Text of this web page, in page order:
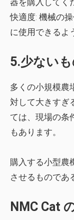
器を購入してく
快適度: 機械の
に使用できるよ
5.少ない
多くの小規模農
対して大きすぎ
ては、現場の条
もあります。
購入する小型農
させるものであ
NMC Cat